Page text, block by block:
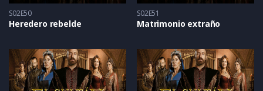
S02E50
Heredero rebelde
S02E51
Matrimonio extraño